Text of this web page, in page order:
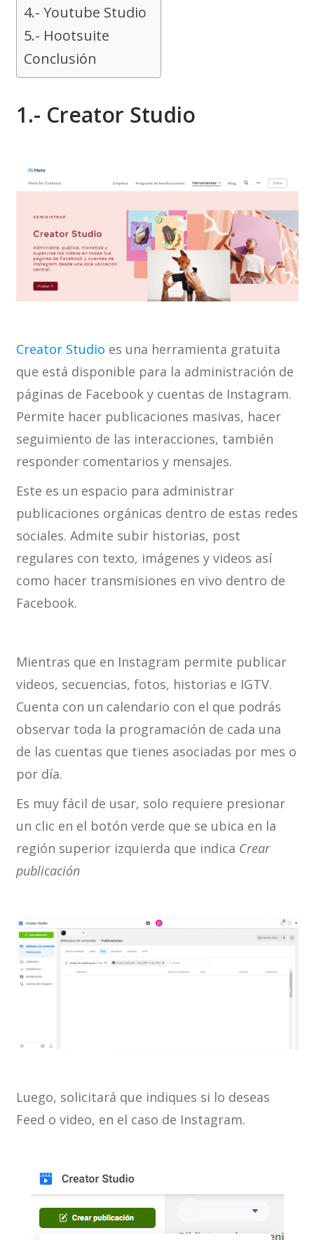
4.- Youtube Studio
5.- Hootsuite
Conclusión
1.- Creator Studio
Creator Studio es una herramienta gratuita
que está disponible para la administración de
páginas de Facebook y cuentas de Instagram.
Permite hacer publicaciones masivas, hacer
seguimiento de las interacciones, también
responder comentarios y mensajes.
Este es un espacio para administrar
publicaciones orgánicas dentro de estas redes
sociales. Admite subir historias, post
regulares con texto, imágenes y videos así
como hacer transmisiones en vivo dentro de
Facebook.
Mientras que en Instagram permite publicar
videos, secuencias, fotos, historias e IGTV.
Cuenta con un calendario con el que podrás
observar toda la programación de cada una
de las cuentas que tienes asociadas por mes o
por día.
Es muy fácil de usar, solo requiere presionar
un clic en el botón verde que se ubica en la
región superior izquierda que indica Crear
publicación
Luego, solicitará que indiques si lo deseas
Feed o video, en el caso de Instagram.